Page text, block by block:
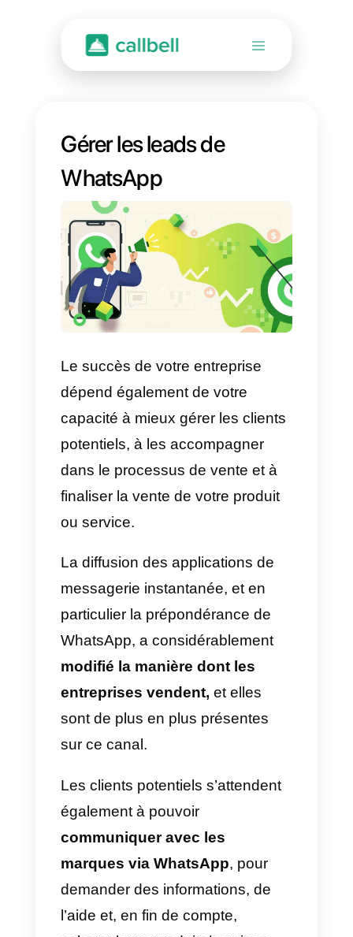
Gérer les leads de
WhatsApp
Le succès de votre entreprise
dépend également de votre
capacité à mieux gérer les clients
dans le processus de vente et à
finaliser la vente de votre produit
ou service.
La diffusion des applications de
messagerie instantanée, et en
particulier la prépondérance de
WhatsApp, a considérablement
modifié la manière dont les
entreprises vendent,
sont de plus en plus présentes
sur ce canal.